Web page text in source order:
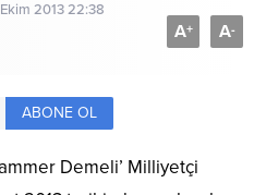
2013 22:38
A+ A-
ABONE OL
Demeli’ Milliyetçi